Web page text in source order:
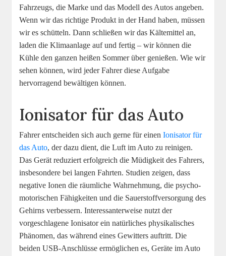
Fahrzeugs, die Marke und das Modell des Autos angeben.
Wenn wir das richtige Produkt in der Hand haben, müssen
wir es schütteln. Dann schließen wir das Kältemittel an,
laden die Klimaanlage auf und fertig – wir können die
Kühle den ganzen heißen Sommer über genießen. Wie wir
sehen können, wird jeder Fahrer diese Aufgabe
hervorragend bewältigen können.
Ionisator für das Auto
Fahrer entscheiden sich auch gerne für einenIonisator für
das Auto, der dazu dient, die Luft im Auto zu reinigen.
Das Gerät reduziert erfolgreich die Müdigkeit des Fahrers,
insbesondere bei langen Fahrten. Studien zeigen, dass
negative Ionen die räumliche Wahrnehmung, die psycho-
motorischen Fähigkeiten und die Sauerstoffversorgung des
Gehirns verbessern. Interessanterweise nutzt der
vorgeschlagene Ionisator ein natürliches physikalisches
Phänomen, das während eines Gewitters auftritt. Die
beiden USB-Anschlüsse ermöglichen es, Geräte im Auto